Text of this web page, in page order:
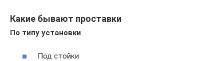
Какие бывают проставки
По типу установки
Под стойки